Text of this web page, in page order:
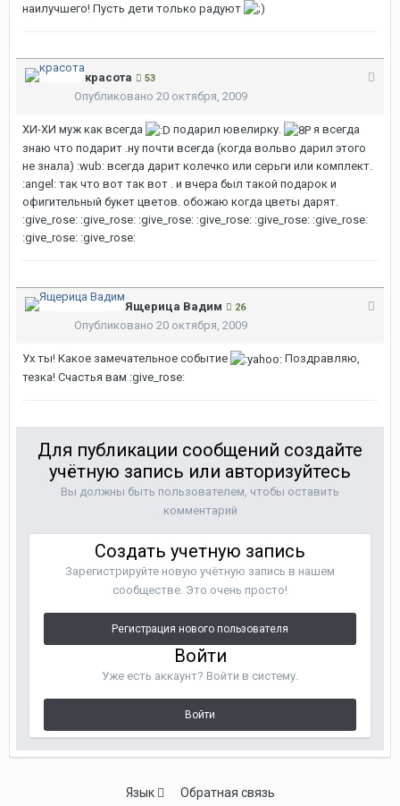
наилучшего! Пусть дети только радуют
красота 53
Опубликовано 20 октября, 2009
ХИ-ХИ муж как всегда подарил ювелирку.
я всегда
знаю что подарит .ну почти всегда (когда вольво дарил этого
не знала) :wub: всегда дарит колечко или серьги или комплект.
:angel: так что вот так вот . и вчера был такой подарок и
офигительный букет цветов. обожаю когда цветы дарят.
:give_rose: :give_rose: :give_rose: :give_rose: :give_rose: :give_rose:
:give_rose: :give_rose:
Ящерица Вадим 26
Опубликовано 20 октября, 2009
Ух ты! Какое замечательное событие
Поздравляю,
тезка! Счастья вам :give_rose:
Для публикации сообщений создайте
учётную запись или авторизуйтесь
Вы должны быть пользователем, чтобы оставить
комментарий
Создать учетную запись
Зарегистрируйте новую учётную запись в нашем
сообществе. Это очень просто!
Регистрация нового пользователя
Войти
Уже есть аккаунт? Войти в систему.
Войти
Язык Обратная связь